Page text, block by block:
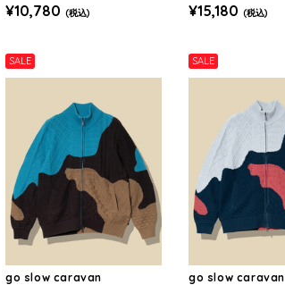
¥10,780 (税込) ¥15,180 (税込)
SALE
go slow caravan
SALE
go slow caravan